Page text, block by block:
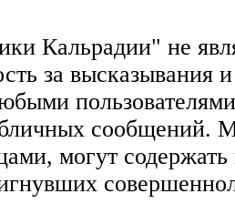
Кальрадии" не
за
сообщений.
могут